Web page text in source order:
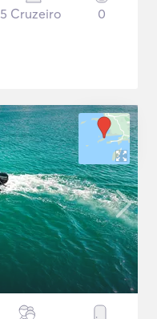
5 Cruzeiro 0